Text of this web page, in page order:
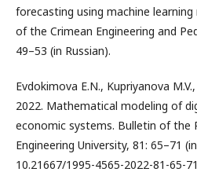
forecasting using machine
of the Crimean Engineering and
49–53 (in Russian).
Evdokimova E.N., Kupriyanova
2022. Mathematical modeling of
economic systems. Bulletin of the
Engineering University, 81: 65–71
10.21667/1995-4565-2022-81-65-71